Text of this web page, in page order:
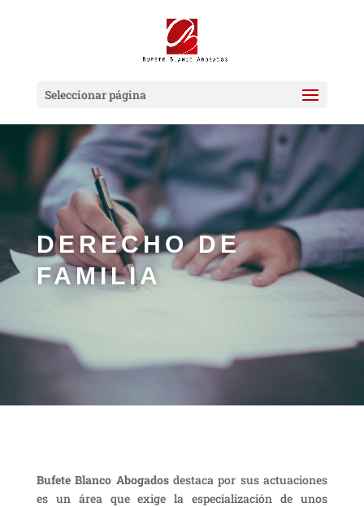
Seleccionar página
DERECHO DE
FAMILIA
Bufete Blanco Abogadosdestaca por sus actuaciones
es un área que exige la especialización de unos